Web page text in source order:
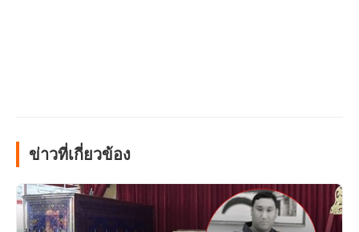
ข่าวที่เกี่ยวข้อง